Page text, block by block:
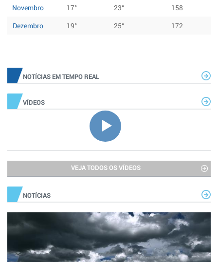
Novembro
17° 23°
158
Dezembro
19° 25° 172
NOTÍCIAS EM TEMPO REAL
VÍDEOS
VEJA TODOS OS VÍDEOS
NOTÍCIAS